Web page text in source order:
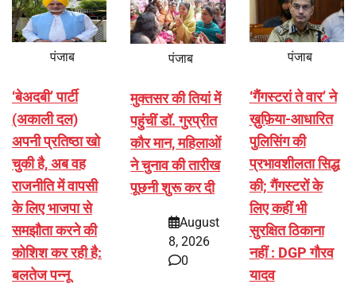
पंजाब
‘बेअदबी’ पार्टी
(अकाली दल)
अपनी प्रतिष्ठा खो
चुकी है, अब वह
राजनीति में वापसी
के लिए भाजपा से
समझौता करने की
कोशिश कर रही है:
बलतेज पन्नू
पंजाब
मुक्तसर की तियां में
पहुंचीं डॉ. गुरप्रीत
कौर मान, महिलाओं
ने चुनाव की तारीख
पूछनी शुरू कर दी
August
8, 2026
0
पंजाब
‘गैंगस्टरां ते वार’ ने
ख़ुफ़िया-आधारित
पुलिसिंग की
प्रभावशीलता सिद्ध
की; गैंगस्टरों के
लिए कहीं भी
सुरक्षित ठिकाना
नहीं : DGP गौरव
यादव